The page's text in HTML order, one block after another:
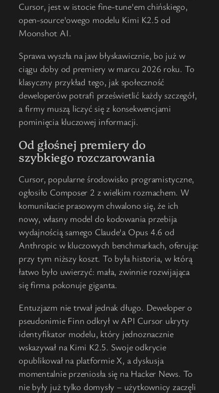
Cursor, jest w istocie fine-tune'em chińskiego,
open-source'owego modelu Kimi K2.5 od
Moonshot AI.
Sprawa wyszła na jaw błyskawicznie, bo już w
ciągu doby od premiery w marcu 2026 roku. To
klasyczny przykład tego, jak społeczność
deweloperów potrafi prześwietlić każdy szczegół,
a firmy muszą liczyć się z konsekwencjami
pominięcia kluczowej informacji.
Od głośnej premiery do
szybkiego rozczarowania
Cursor, popularne środowisko programistyczne,
ogłosiło Composer 2 z wielkim rozmachem. W
komunikacie prasowym chwalono się, że ich
nowy, własny model do kodowania przebija
wydajnością samego Claude'a Opus 4.6 od
Anthropic w kluczowych benchmarkach, oferując
przy tym niższy koszt. To była historia, w którą
łatwo było uwierzyć: mała, zwinnie rozwijająca
się firma pokonuje giganta.
Entuzjazm nie trwał jednak długo. Deweloper o
pseudonimie Finn odkrył w API Cursor ukryty
identyfikator modelu, który jednoznacznie
wskazywał na Kimi K2.5. Swoje odkrycie
opublikował na platformie X, a dyskusja
momentalnie przeniosła się na Hacker News. To
nie były już tylko domysły – użytkownicy zaczęli